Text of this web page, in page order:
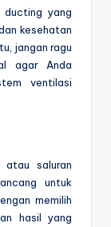
ducting yang
kesehatan
jangan ragu
agar Anda
ventilasi
atau saluran
untuk
memilih
hasil yang